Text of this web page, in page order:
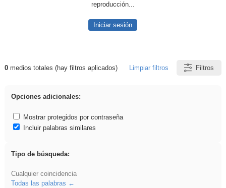
reproducción...
Iniciar sesión
Resultados de: venganza
0medios totales (hay filtros aplicados) Limpiar filtros Filtros
Opciones adicionales:
Mostrar protegidos por contraseña
Incluir palabras similares
Tipo de búsqueda:
Cualquier coincidencia
Todas las palabras